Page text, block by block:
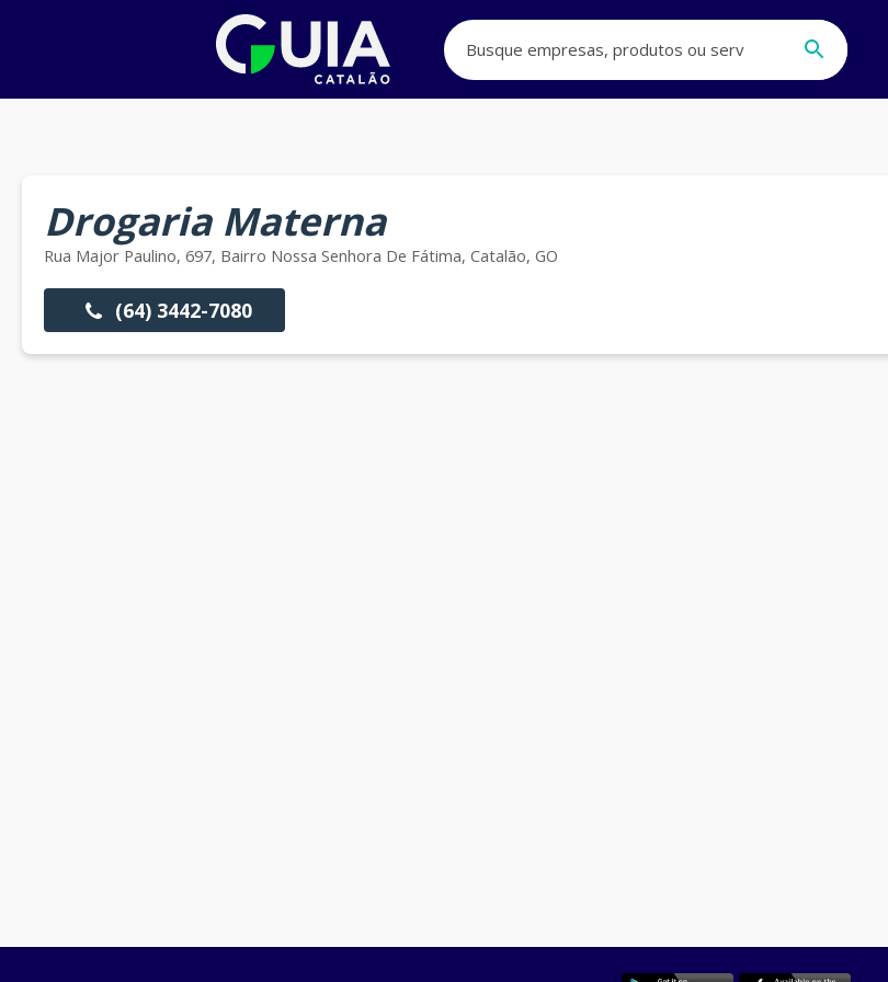
Drogaria Materna
Rua Major Paulino, 697, Bairro Nossa Senhora De Fátima, Catalão, GO
(64) 3442-7080